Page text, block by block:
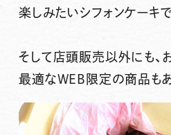
楽しみたいシフォンケーキで
そして 店頭販売以外にも、
最適なWEB限定の商品も